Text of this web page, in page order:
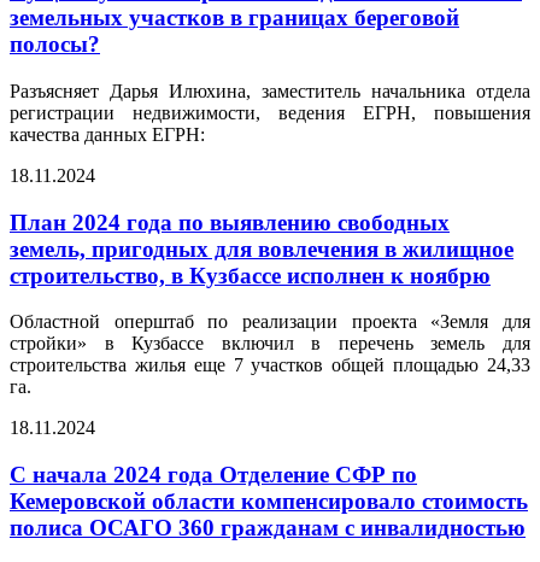
земельных участков в границах береговой
полосы?
Разъясняет Дарья Илюхина, заместитель начальника отдела
регистрации недвижимости, ведения ЕГРН, повышения
качества данных ЕГРН:
18.11.2024
План 2024 года по выявлению свободных
земель, пригодных для вовлечения в жилищное
строительство, в Кузбассе исполнен к ноябрю
Областной оперштаб по реализации проекта «Земля для
стройки» в Кузбассе включил в перечень земель для
строительства жилья еще 7 участков общей площадью 24,33
га.
18.11.2024
С начала 2024 года Отделение СФР по
Кемеровской области компенсировало стоимость
полиса ОСАГО 360 гражданам с инвалидностью